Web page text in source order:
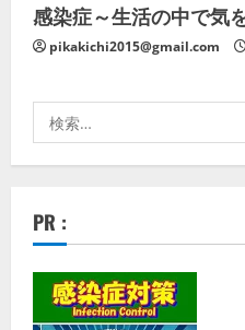
感染症～生活の中で気
pikakichi2015@gmail.com
索:
PR :